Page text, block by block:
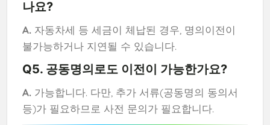
나요?
A.자동차세 등 세금이 체납된 경우, 명의이전이
불가능하거나 지연될 수 있습니다.
Q5. 공동명의로도 이전이 가능한가요?
A.가능합니다. 다만, 추가 서류(공동명의 동의서
등)가 필요하므로 사전 문의가 필요합니다.